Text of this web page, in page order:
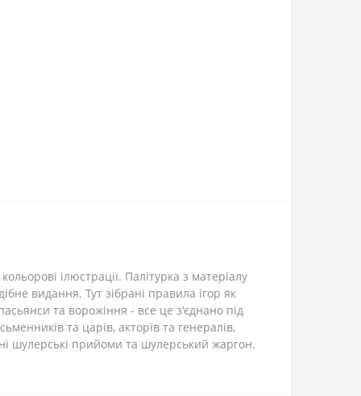
ілюстрації. Палітурка з матеріалу
видання. Тут зібрані правила ігор як
та ворожіння - все це з'єднано під
та царів, акторів та генералів,
шулерські прийоми та шулерський жаргон.